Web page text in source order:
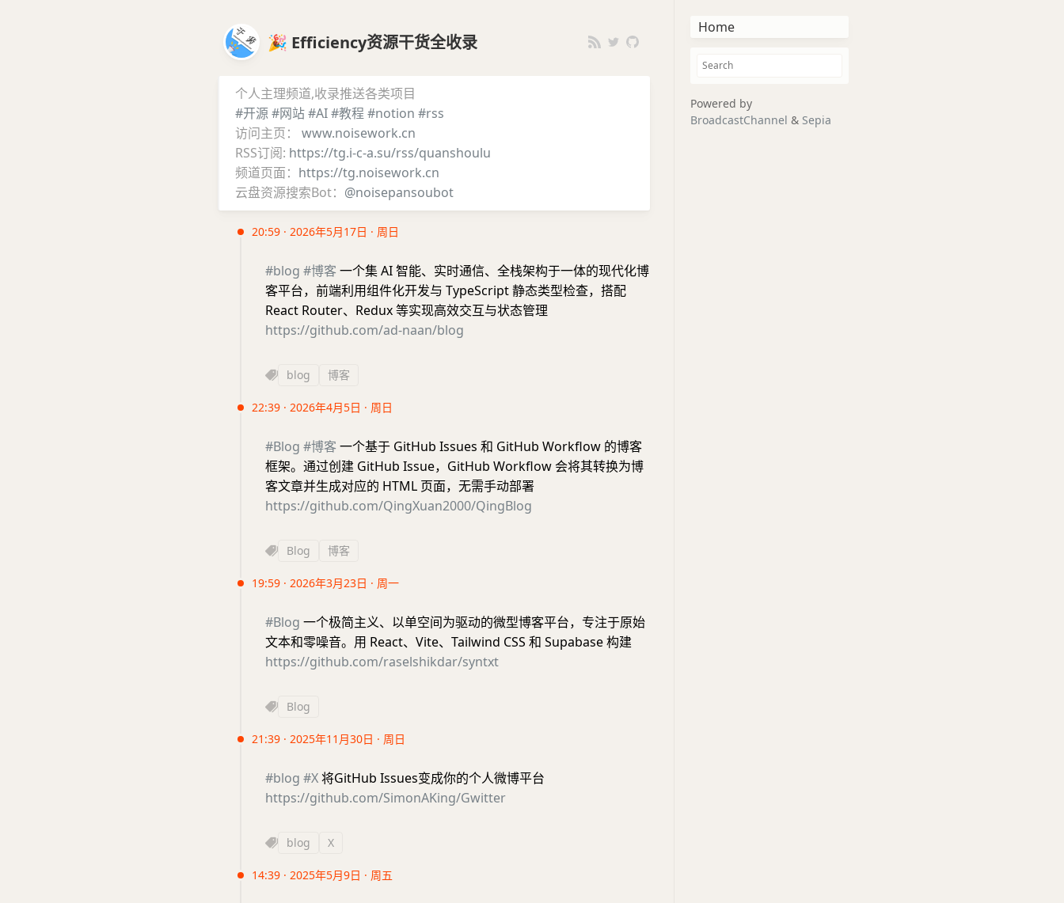
🎉 Efficiency资源干货全收录
个人主理频道,收录推送各类项目
#开源#网站#AI#教程 #notion #rss
访问主页： www.noisework.cn
RSS订阅: https://tg.i-c-a.su/rss/quanshoulu
频道页面： https://tg.noisework.cn
云盘资源搜索Bot： @noisepansoubot
20:59 · 2026年5月17日 · 周日
#blog #博客 一个集 AI 智能、实时通信、全栈架构于一体的现代化博
客平台，前端利用组件化开发与 TypeScript 静态类型检查，搭配
React Router、Redux 等实现高效交互与状态管理
https://github.com/ad-naan/blog
blog 博客
22:39 · 2026年4月5日 · 周日
#Blog #博客 一个基于 GitHub Issues 和 GitHub Workflow 的博客
框架。通过创建 GitHub Issue，GitHub Workflow 会将其转换为博
客文章并生成对应的 HTML 页面，无需手动部署
https://github.com/QingXuan2000/QingBlog
Blog 博客
19:59 · 2026年3月23日 · 周一
#Blog 一个极简主义、以单空间为驱动的微型博客平台，专注于原始
文本和零噪音。用 React、Vite、Tailwind CSS 和 Supabase 构建
https://github.com/raselshikdar/syntxt
Blog
21:39 · 2025年11月30日 · 周日
#blog #X将GitHub Issues变成你的个人微博平台
https://github.com/SimonAKing/Gwitter
blog X
14:39 · 2025年5月9日 · 周五
Home
Powered by
BroadcastChannel & Sepia